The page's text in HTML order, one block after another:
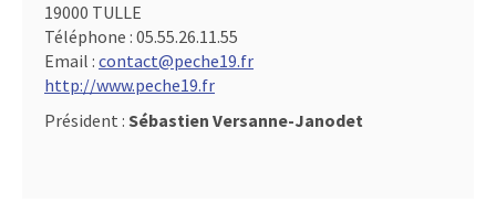
19000 TULLE
Téléphone : 05.55.26.11.55
Email : contact@peche19.fr
http://www.peche19.fr
Président : Sébastien Versanne-Janodet